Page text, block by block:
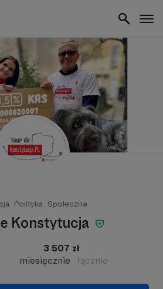
Polityka Społeczne
Konstytucja
3 507 zł
miesięcznie
łącznie